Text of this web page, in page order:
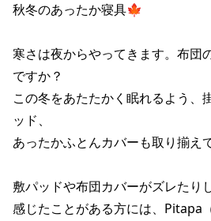
秋冬のあったか寝具🍁
寒さは夜からやってきます。布団
ですか？
この冬をあたたかく眠れるよう、
ッド、
あったかふとんカバーも取り揃え
敷パッドや布団カバーがズレたり
感じたことがある方には、Pitapa